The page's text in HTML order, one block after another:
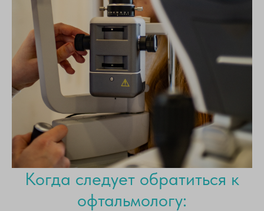
Когда следует обратиться к
офтальмологу: